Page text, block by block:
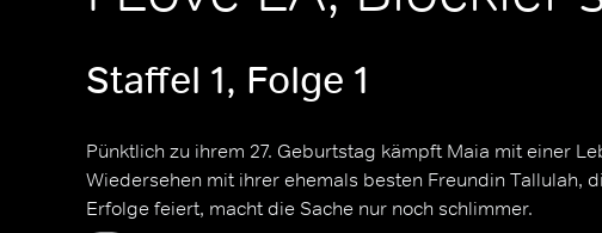
Staffel 1, Folge 1
Pünktlich zu ihrem 27. Geburtstag kämpft Maia mit einer
Wiedersehen mit ihrer ehemals besten Freundin Tallulah,
Erfolge feiert, macht die Sache nur noch schlimmer.